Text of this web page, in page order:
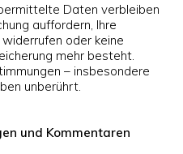
Daten verbleiben
auffordern, Ihre
oder keine
mehr besteht.
– insbesondere
unberührt.
und Kommentaren